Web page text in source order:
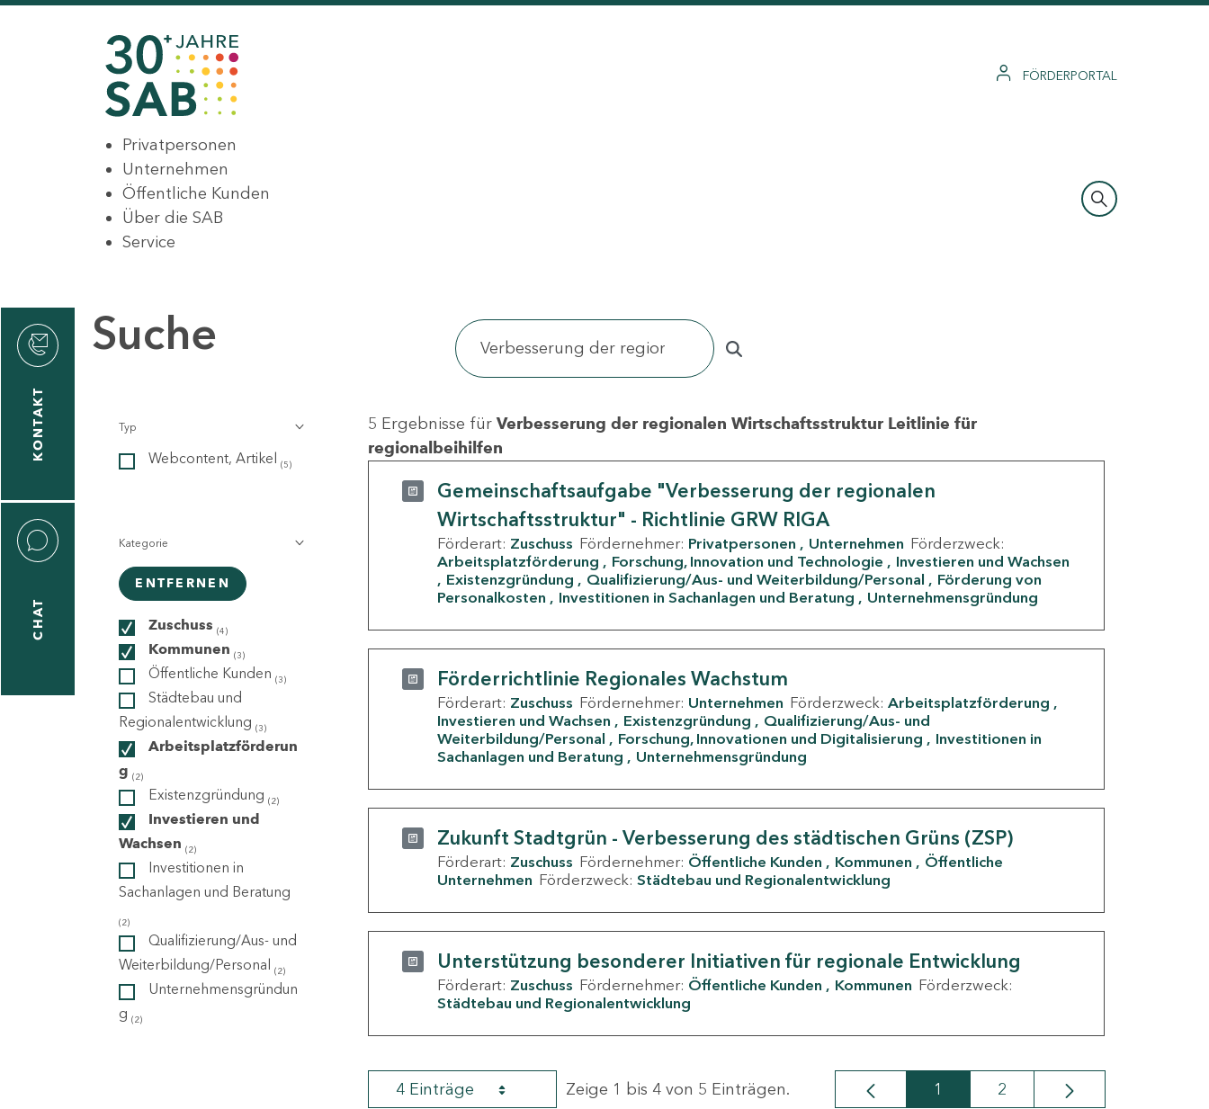
FÖRDERPORTAL
Privatpersonen
Unternehmen
Öffentliche Kunden
Über die SAB
Service
KONTAKT
CHAT
Suche
Typ
Webcontent, Artikel (5)
Kategorie
ENTFERNEN
Zuschuss (4)
Kommunen (3)
Öffentliche Kunden (3)
Städtebau und
Regionalentwicklung (3)
Arbeitsplatzförderun
g (2)
Existenzgründung (2)
Investieren und
Wachsen (2)
Investitionen in
Sachanlagen und Beratung
(2)
Qualifizierung/Aus- und
Weiterbildung/Personal (2)
Unternehmensgründun
g (2)
5 Ergebnisse für Verbesserung der regionalen Wirtschaftsstruktur Leitlinie für
regionalbeihilfen
Gemeinschaftsaufgabe "Verbesserung der regionalen
Wirtschaftsstruktur" - Richtlinie GRW RIGA
Förderart: Zuschuss Fördernehmer: Privatpersonen Unternehmen Förderzweck:
Arbeitsplatzförderung
Forschung, Innovation und Technologie
Investieren und Wachsen
Existenzgründung
Qualifizierung/Aus- und Weiterbildung/Personal
Förderung von
Personalkosten
Investitionen in Sachanlagen und Beratung Unternehmensgründung
Förderrichtlinie Regionales Wachstum
Förderart: Zuschuss Fördernehmer: Unternehmen Förderzweck: Arbeitsplatzförderung
Investieren und Wachsen
Existenzgründung
Qualifizierung/Aus- und
Weiterbildung/Personal
Forschung, Innovationen und Digitalisierung
Investitionen in
Sachanlagen und Beratung
Unternehmensgründung
Zukunft Stadtgrün - Verbesserung des städtischen Grüns (ZSP)
Förderart: Zuschuss Fördernehmer: Öffentliche Kunden Kommunen
Öffentliche
Unternehmen Förderzweck: Städtebau und Regionalentwicklung
Unterstützung besonderer Initiativen für regionale Entwicklung
Förderart: Zuschuss Fördernehmer: Öffentliche Kunden Kommunen Förderzweck:
Städtebau und Regionalentwicklung
4 Einträge Zeige 1 bis 4 von 5 Einträgen. Seite
1 Seite
2